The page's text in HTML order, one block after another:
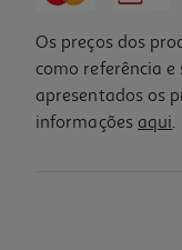
Os preços dos
como referência
apresentados os
informações aqui.